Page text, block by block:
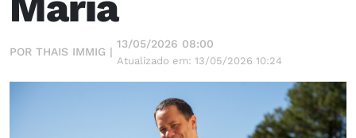
POR THAIS IMMIG |
13/05/2026 08:00
Atualizado em: 13/05/2026 10:24